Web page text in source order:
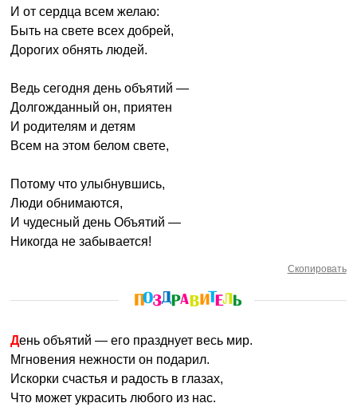
И от сердца всем желаю:
Быть на свете всех добрей,
Дорогих обнять людей.
Ведь сегодня день объятий —
Долгожданный он, приятен
И родителям и детям
Всем на этом белом свете,
Потому что улыбнувшись,
Люди обнимаются,
И чудесный день Объятий —
Никогда не забывается!
Скопировать
День объятий — его празднует весь мир.
Мгновения нежности он подарил.
Искорки счастья и радость в глазах,
Что может украсить любого из нас.